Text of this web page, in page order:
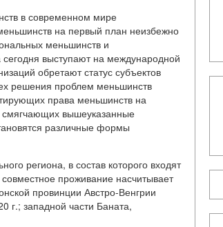
в современном мире
на первый план неизбежно
меньшинств и
сегодня выступают на международной
обретают статус субъектов
решения проблем меньшинств
права меньшинств на
смягчающих вышеуказанные
различные формы
региона, в состав которого входят
проживание насчитывает
провинции Австро-Венгрии
г.; западной части Баната,